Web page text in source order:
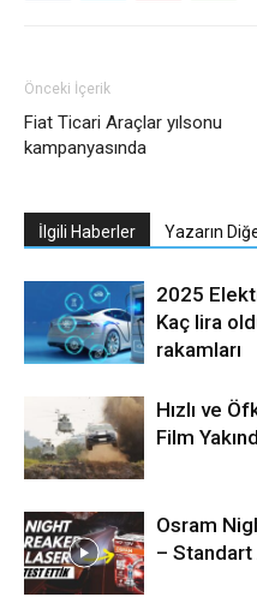
Önceki İçerik
Fiat Ticari Araçlar yılsonu
kampanyasında
İlgili Haberler Yazarın
2025
Kaç lira
rakamları
Hızlı ve
Film
Osram
– Standart